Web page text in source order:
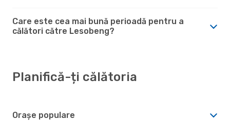
Care este cea mai bună perioadă pentru a
călători către Lesobeng?
Planifică-ți călătoria
Orașe populare